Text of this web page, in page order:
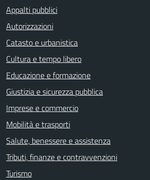
Appalti pubblici
Autorizzazioni
Catasto e urbanistica
Cultura e tempo libero
Educazione e formazione
Giustizia e sicurezza pubblica
Imprese e commercio
Mobilità e trasporti
Salute, benessere e assistenza
Tributi, finanze e contravvenzioni
Turismo